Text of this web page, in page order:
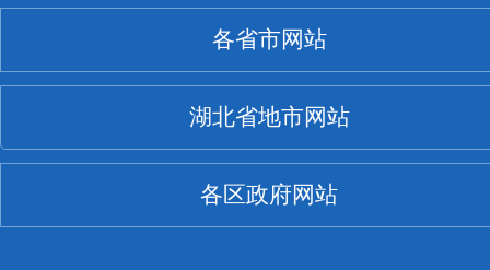
各省市网站
湖北省地市网站
各区政府网站